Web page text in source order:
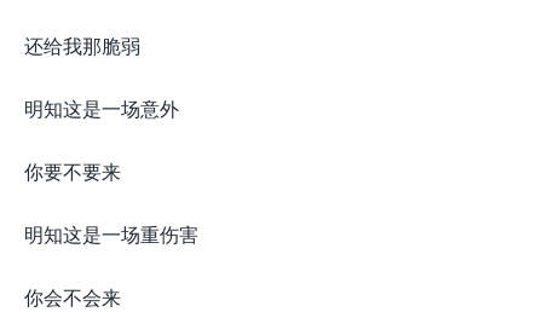
还给我那脆弱
明知这是一场意外
你要不要来
明知这是一场重伤害
你会不会来